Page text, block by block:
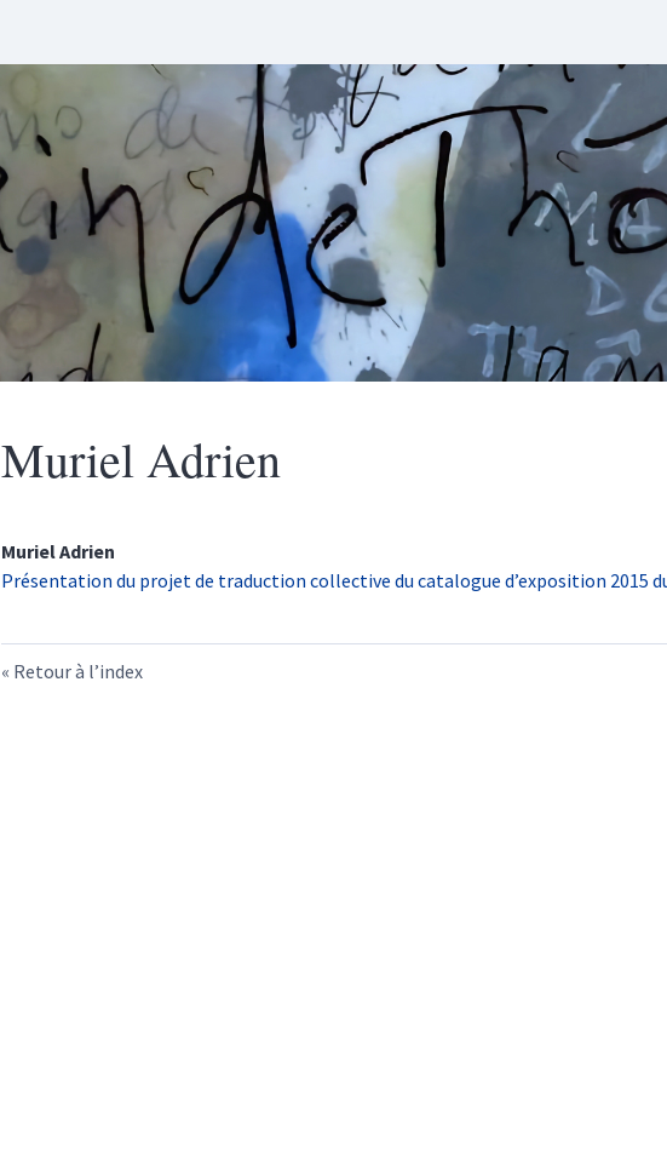
MurielAdrien
MurielAdrien
Présentation du projet de traduction collective du catalogue d’exposition 2015
Retour à l’index